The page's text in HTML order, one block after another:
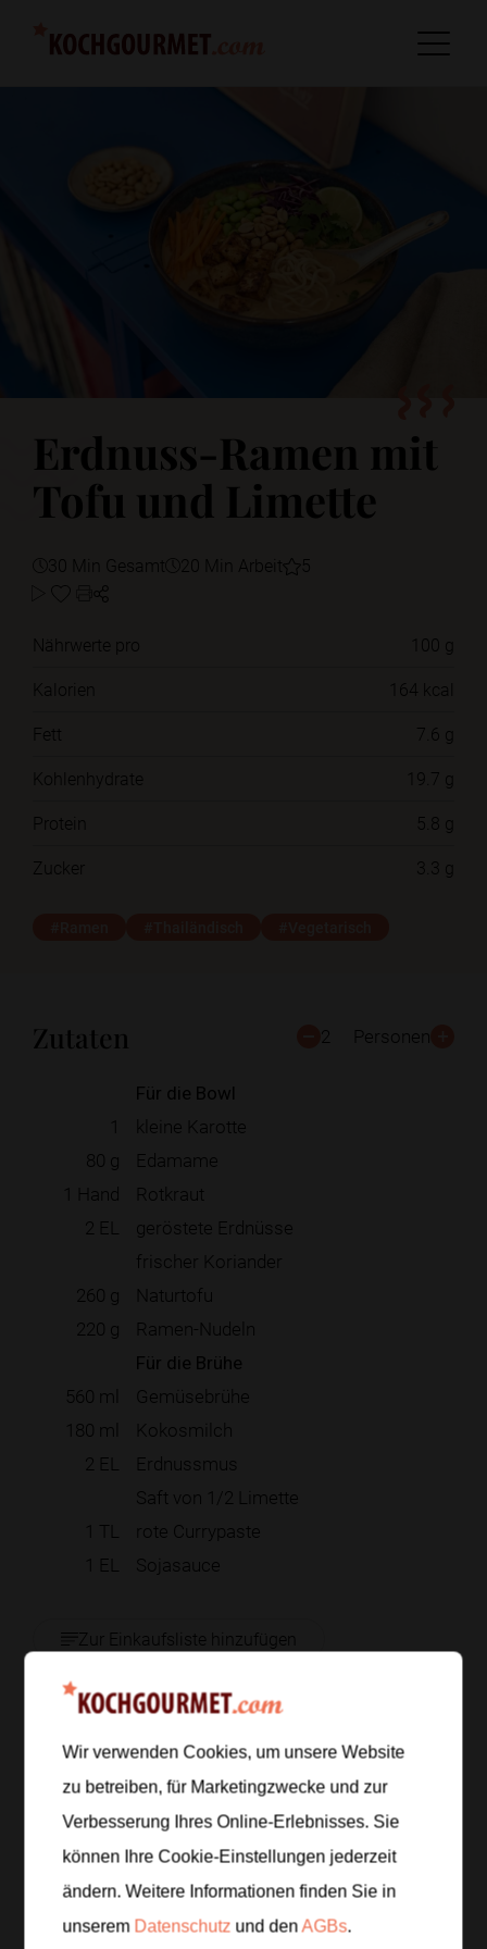
Erdnuss-Ramen mit
Tofu und Limette
30 Min Gesamt 20 Min Arbeit 5
Nährwerte pro
100 g
Kalorien
164 kcal
Fett
7.6 g
Kohlenhydrate
19.7 g
Protein
5.8 g
Zucker
3.3 g
Zutaten 2 Personen
Für die Bowl
1
kleine Karotte
80 g
Edamame
1 Hand
Rotkraut
2 EL
geröstete Erdnüsse
frischer Koriander
260 g
Naturtofu
220 g Ramen-Nudeln
Für die Brühe
560 ml
Gemüsebrühe
180 ml
Kokosmilch
2 EL
Erdnussmus
Saft von 1/2 Limette
1 TL
rote Currypaste
1 EL Sojasauce
Zur Einkaufsliste hinzufügen
Zubereitung
Esslöffel geröstete Erdnüsse grob und zupfe
frischen Koriander. Halte 80 Gramm Edamame und
1 Handvoll Rotkraut griffbereit.
Wir verwenden Cookies, um unsere Website
zu betreiben, für Marketingzwecke und zur
Verbesserung Ihres Online-Erlebnisses. Sie
können Ihre Cookie-Einstellungen jederzeit
ändern. Weitere Informationen finden Sie in
unserem Datenschutz und denAGBs.